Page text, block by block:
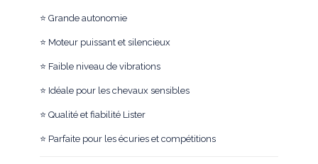
⭐ Grande autonomie
⭐ Moteur puissant et silencieux
⭐ Faible niveau de vibrations
⭐ Idéale pour les chevaux sensibles
⭐ Qualité et fiabilité Lister
⭐ Parfaite pour les écuries et compétitions